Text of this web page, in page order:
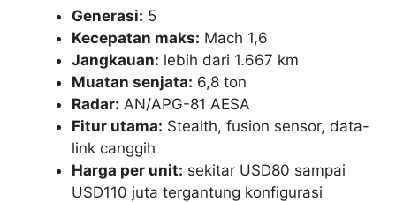
Generasi: 5
Kecepatan maks: Mach 1,6
Jangkauan: lebih dari 1.667 km
Muatan senjata: 6,8 ton
Radar: AN/APG-81 AESA
Fitur utama: Stealth, fusion sensor, data-
link canggih
Harga per unit: sekitar USD80 sampai
USD110 juta tergantung konfigurasi